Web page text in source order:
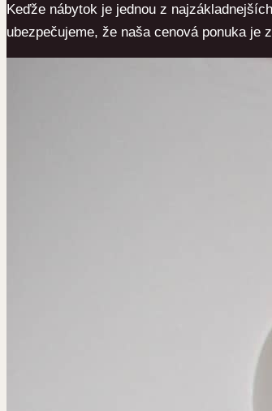
Keďže nábytok je jednou z
ubezpečujeme, že naša cenová ponuka je